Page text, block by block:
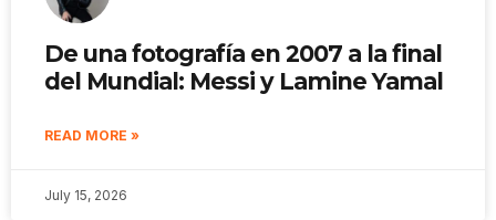
De una fotografía en 2007 a la final
del Mundial: Messi y Lamine Yamal
READ MORE »
July 15, 2026